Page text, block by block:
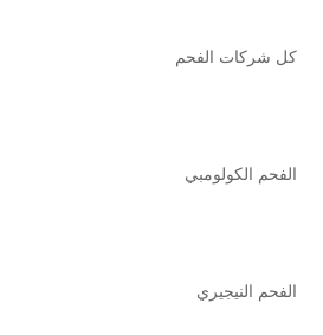
كل شركات الفحم
الفحم الكولومبي
الفحم النيجيري